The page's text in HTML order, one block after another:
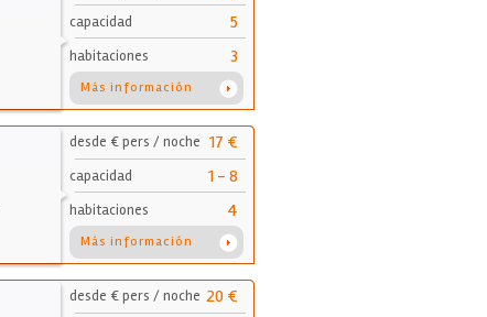
capacidad 5
habitaciones 3
Más información
desde € pers / noche 17 €
capacidad 1 - 8
habitaciones 4
Más información
desde € pers / noche 20 €